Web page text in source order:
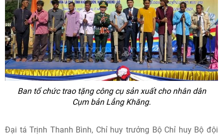
Ban tổ chức trao tặng công cụ sản xuất cho nhân dân
Cụm bản Lẳng Khăng.
Đại tá Trịnh Thanh Bình, Chỉ huy trưởng Bộ Chỉ huy Bộ đội